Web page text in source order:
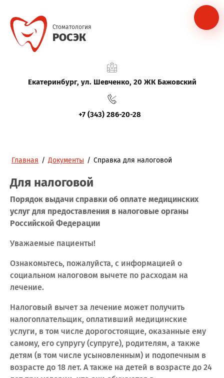
Стоматология
РОСЭК
Екатеринбург, ул. Шевченко, 20 ЖК Бажовский
+7 (343) 286-20-28
Главная / Документы / Справка для налоговой
Для налоговой
Порядок выдачи справки об оплате медицинских
услуг для предоставления в налоговые органы
Российской Федерации
Уважаемые пациенты!
Ознакомьтесь, пожалуйста, с информацией о
социальном налоговом вычете по расходам на
лечение.
Налоговый вычет за лечение может получить
налогоплательщик, оплативший медицинские
услуги, в том числе дорогостоящие, оказанные ему
самому, его супругу (супруге), родителям, а также
детям (в том числе усыновленным) и подопечным в
возрасте до 18 лет. А также на детей в возрасте до 24